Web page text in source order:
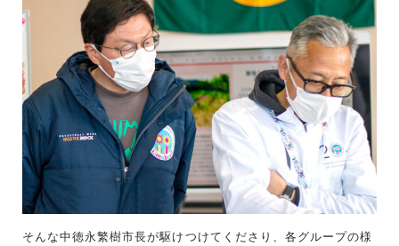
そんな中徳永繁樹市長が駆けつけてくださり、各グループの様